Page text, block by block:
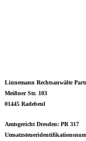
Linnemann Rechtsanwälte
Meißner Str. 103
01445 Radebeul
Amtsgericht Dresden: PR 317